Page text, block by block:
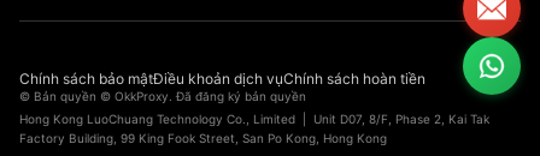
Chính sách bảo mậtĐiều khoản dịch vụChính sách hoàn tiền
© Bản quyền © OkkProxy. Đã đăng ký bản quyền
Hong Kong LuoChuang Technology Co., Limited | Unit D07, 8/F, Phase 2, Kai Tak
Factory Building, 99 King Fook Street, San Po Kong, Hong Kong